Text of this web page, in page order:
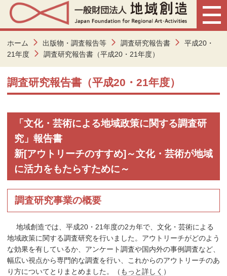
ホーム 出版物・調査報告等 調査研究報告書
平成20・
21年度
調査研究報告書（平成20・21年度）
調査研究報告書（平成20・21年度）
「文化・芸術による地域政策に関する調査研
究」報告書
新[アウトリーチのすすめ]～文化・芸術が地域
に活力をもたらすために～
調査研究事業の概要
地域創造では、平成20・21年度の2カ年で、文化・芸術による
地域政策に関する調査研究を行いました。アウトリーチがどのよう
な効果を有しているか、アンケート調査や国内外の事例調査など、
幅広い視点から専門的な調査を行い、これからのアウトリーチのあ
り方についてとりまとめました。（ もっと詳しく ）